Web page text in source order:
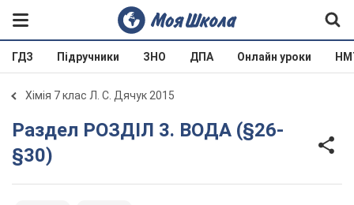
ГДЗ Підручники ЗНО ДПА Онлайн уроки
Хімія 7 клас Л. С. Дячук 2015
Раздел РОЗДІЛ 3. ВОДА (§26-
§30)